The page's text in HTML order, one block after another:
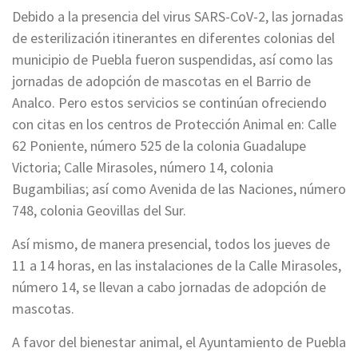
Debido a la presencia del virus SARS-CoV-2, las jornadas
de esterilización itinerantes en diferentes colonias del
municipio de Puebla fueron suspendidas, así como las
jornadas de adopción de mascotas en el Barrio de
Analco. Pero estos servicios se continúan ofreciendo
con citas en los centros de Protección Animal en: Calle
62 Poniente, número 525 de la colonia Guadalupe
Victoria; Calle Mirasoles, número 14, colonia
Bugambilias; así como Avenida de las Naciones, número
748, colonia Geovillas del Sur.
Así mismo, de manera presencial, todos los jueves de
11 a 14 horas, en las instalaciones de la Calle Mirasoles,
número 14, se llevan a cabo jornadas de adopción de
mascotas.
A favor del bienestar animal, el Ayuntamiento de Puebla